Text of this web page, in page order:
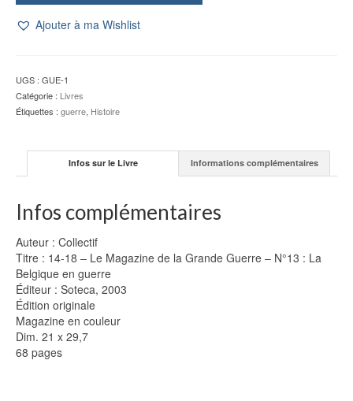
14-
La
Belgique
en
N°13
Ajouter à ma Wishlist
UGS : GUE-1
Catégorie : Livres
Étiquettes : guerre, Histoire
Infos sur le Livre Informations complémentaires
Infos complémentaires
Auteur : Collectif
Titre : 14-18 – Le Magazine de la Grande Guerre – N°13 : La
Belgique en guerre
Éditeur : Soteca, 2003
Édition originale
Magazine en couleur
Dim. 21 x 29,7
68 pages